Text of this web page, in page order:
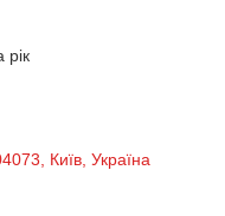
рік
Київ, Україна